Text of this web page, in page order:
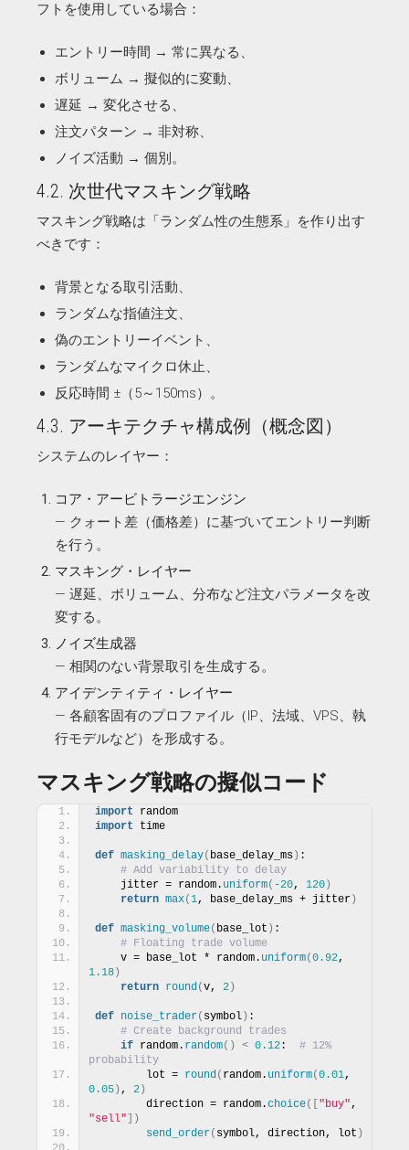
フトを使用している場合：
エントリー時間 → 常に異なる、
ボリューム → 擬似的に変動、
遅延 → 変化させる、
注文パターン → 非対称、
ノイズ活動 → 個別。
4.2. 次世代マスキング戦略
マスキング戦略は「ランダム性の生態系」を作り出す
べきです：
背景となる取引活動、
ランダムな指値注文、
偽のエントリーイベント、
ランダムなマイクロ休止、
反応時間 ±（5～150ms）。
4.3. アーキテクチャ構成例（概念図）
システムのレイヤー：
コア・アービトラージエンジン
— クォート差（価格差）に基づいてエントリー判断
を行う。
マスキング・レイヤー
— 遅延、ボリューム、分布など注文パラメータを改
変する。
ノイズ生成器
— 相関のない背景取引を生成する。
アイデンティティ・レイヤー
— 各顧客固有のプロファイル（IP、法域、VPS、執
行モデルなど）を形成する。
マスキング戦略の擬似コード
import random
import time
def masking_delay( base_delay_ms ) :
# Add variability to delay
    jitter = random.
uniform( -20, 120 )
return max( 1, base_delay_ms + jitter )
def masking_volume( base_lot ) :
# Floating trade volume
    v = base_lot * random.
uniform( 0.92
1.18 )
return round( v, 2 )
def noise_trader( symbol ) :
# Create background trades
if random. random() < 0.12 : # 12%
probability
        lot =
round( random. uniform( 0.01
0.05 ) , 2 )
        direction = random.
choice([ "buy"
"sell" ])
send_order( symbol, direction, lot )